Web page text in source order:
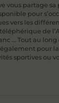
vous partage sa
pour
vers les
de
… Tout au long
pour
sportives ou